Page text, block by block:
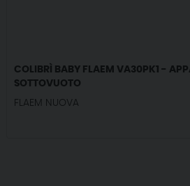
COLIBRÌ BABY FLAEM VA30PK1 -
SOTTOVUOTO
FLAEM NUOVA